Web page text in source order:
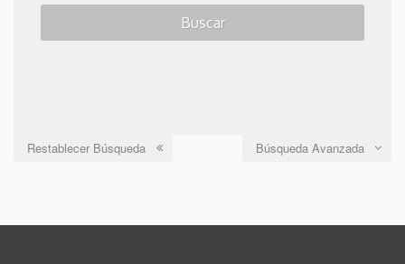
Búsqueda Avanzada
Restablecer Búsqueda